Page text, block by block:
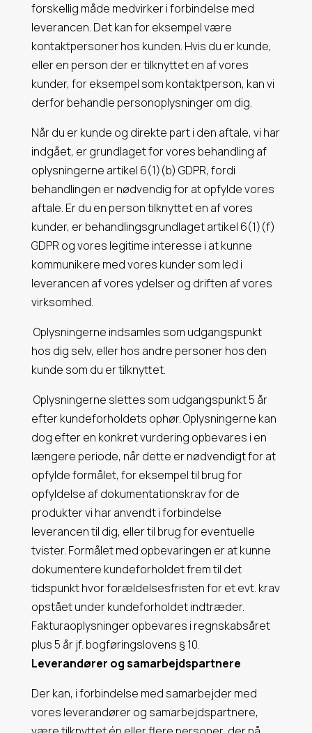
forskellig måde medvirker i forbindelse med
leverancen. Det kan for eksempel være
kontaktpersoner hos kunden. Hvis du er kunde,
eller en person der er tilknyttet en af vores
kunder, for eksempel som kontaktperson, kan vi
derfor behandle personoplysninger om dig.
Når du er kunde og direkte part i den aftale, vi har
indgået, er grundlaget for vores behandling af
oplysningerne artikel 6(1)(b) GDPR, fordi
behandlingen er nødvendig for at opfylde vores
aftale. Er du en person tilknyttet en af vores
kunder, er behandlingsgrundlaget artikel 6(1)(f)
GDPR og vores legitime interesse i at kunne
kommunikere med vores kunder som led i
leverancen af vores ydelser og driften af vores
virksomhed.
Oplysningerne indsamles som udgangspunkt
hos dig selv, eller hos andre personer hos den
kunde som du er tilknyttet.
Oplysningerne slettes som udgangspunkt 5 år
efter kundeforholdets ophør. Oplysningerne kan
dog efter en konkret vurdering opbevares i en
længere periode, når dette er nødvendigt for at
opfylde formålet, for eksempel til brug for
opfyldelse af dokumentationskrav for de
produkter vi har anvendt i forbindelse
leverancen til dig, eller til brug for eventuelle
tvister. Formålet med opbevaringen er at kunne
dokumentere kundeforholdet frem til det
tidspunkt hvor forældelsesfristen for et evt. krav
opstået under kundeforholdet indtræder.
Fakturaoplysninger opbevares i regnskabsåret
plus 5 år jf. bogføringslovens § 10.
Leverandører og samarbejdspartnere
Der kan, i forbindelse med samarbejder med
vores leverandører og samarbejdspartnere,